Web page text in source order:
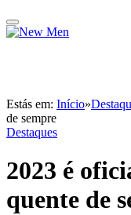
Estás em: Início»
de sempre
Destaques
2023 é
quente de